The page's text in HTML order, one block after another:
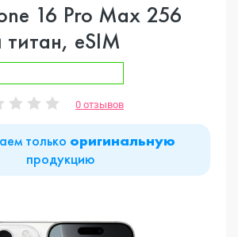
16 Pro Max 256
eSIM
0 отзывов
только оригинальную
продукцию